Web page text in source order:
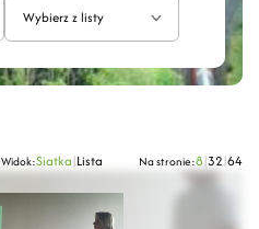
Wybierz z listy
Widok:Siatka|Lista Na stronie:8|32|64